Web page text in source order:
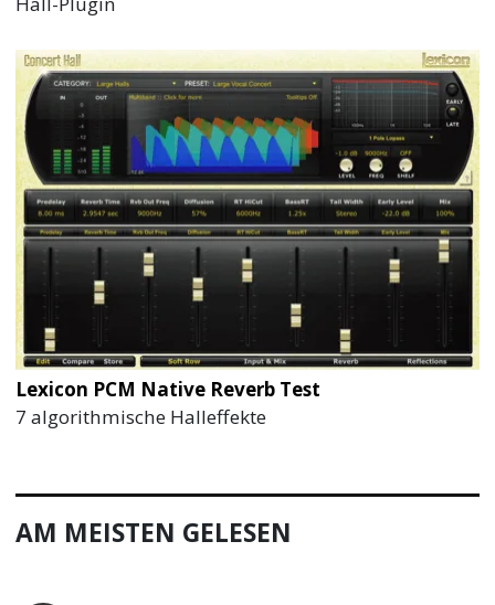
Lexicon PCM Native Reverb Test
7 algorithmische Halleffekte
AM MEISTEN GELESEN